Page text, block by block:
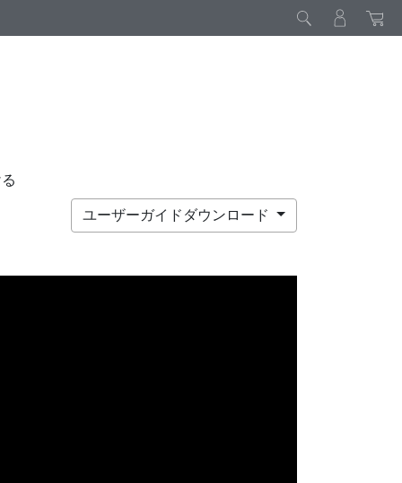
ユーザーガイドダウンロード